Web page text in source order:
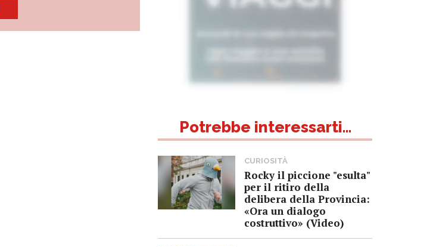
Potrebbe interessarti...
CURIOSITÀ
Rocky il piccione "esulta"
per il ritiro della
delibera della Provincia:
«Ora un dialogo
costruttivo» (Video)